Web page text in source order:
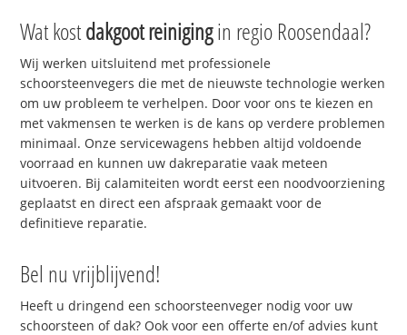
Wat kostdakgoot reinigingin regio Roosendaal?
Wij werken uitsluitend met professionele
schoorsteenvegers die met de nieuwste technologie werken
om uw probleem te verhelpen. Door voor ons te kiezen en
met vakmensen te werken is de kans op verdere problemen
minimaal. Onze servicewagens hebben altijd voldoende
voorraad en kunnen uw dakreparatie vaak meteen
uitvoeren. Bij calamiteiten wordt eerst een noodvoorziening
geplaatst en direct een afspraak gemaakt voor de
definitieve reparatie.
Bel nu vrijblijvend!
Heeft u dringend een schoorsteenveger nodig voor uw
schoorsteen of dak? Ook voor een offerte en/of advies kunt